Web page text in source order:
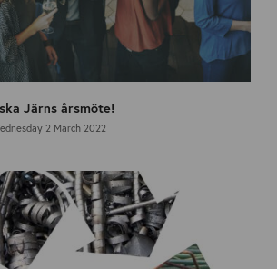
Järns årsmöte!
2 March 2022